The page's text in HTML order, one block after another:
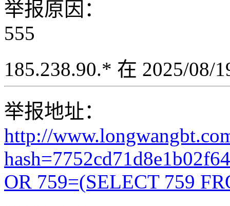
举报原因：
555
185.238.90.* 在 2025/08/
举报地址：
http://
OR 759=(SELECT 759